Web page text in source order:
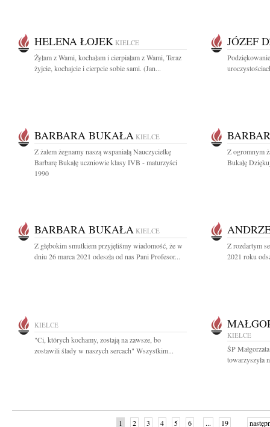
HELENA ŁOJEK KIELCE
Żyłam z Wami, kochałam i cierpiałam z Wami, Teraz
żyjcie, kochajcie i cierpcie sobie sami. (Jan...
JÓZEF
BARBARA BUKAŁA KIELCE
Z żalem żegnamy naszą wspaniałą Nauczycielkę
Barbarę Bukałę uczniowie klasy IVB - maturzyści
1990
Z ogromnym
Bukałę
BARBARA BUKAŁA KIELCE
Z głębokim smutkiem przyjęliśmy wiadomość, że w
dniu 26 marca 2021 odeszła od nas Pani Profesor...
Z rozdartym
2021 roku
KIELCE
"Ci, których kochamy, zostają na zawsze, bo
zostawili ślady w naszych sercach" Wszystkim...
KIELCE
ŚP
towarzyszyła
1 2 3 4 5 6 ... 19